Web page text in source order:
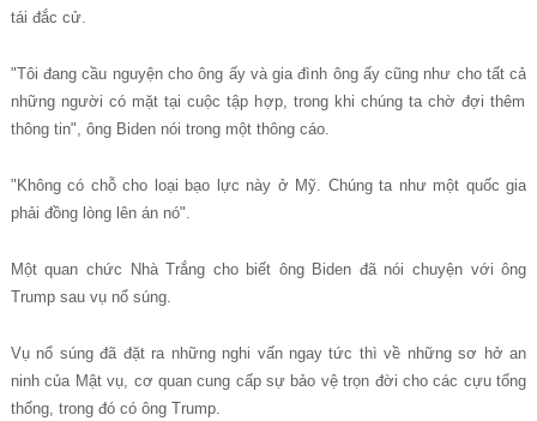
tái đắc cử.
"Tôi đang cầu nguyện choông ấy vàgiađình ông ấy cũng như cho tất cả
những người có mặt tại cuộc tập hợp, trong khi chúng ta chờ đợi thêm
thông tin", ông Biden nói trong một thông cáo.
"Không có chỗcho loại bạo l ực này ở Mỹ. Chúng ta nhưmột quốc gia
phải đồng l òng l ên án nó".
Một quan chức NhàTrắng cho biết ông Biden đãnói chuyện vớiông
Trump sau vụnổsúng.
Vụnổ súngđã đặt ra những nghi vấn ngay tức thì về những sơ hở an
ninh của Mật vụ, cơ quan cung cấp sự bảo vệtrọn đời cho các cựu tổng
thống, trong đócó ông Trump.